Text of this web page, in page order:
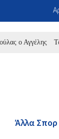
Το
Άλλα Σπορ